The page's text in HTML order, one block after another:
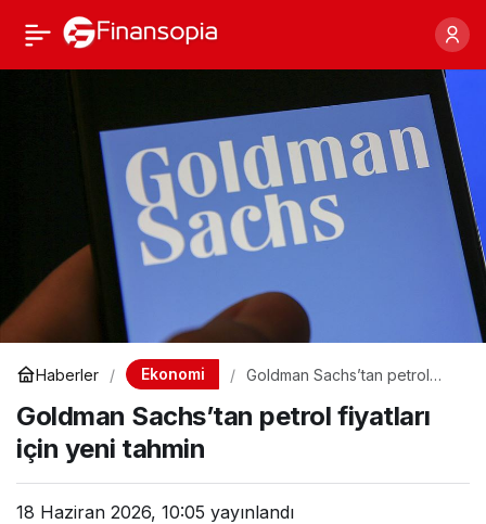
Haberler Ekonomi
Goldman Sachs’tan petrol
Goldman Sachs’tan petrol fiyatları
için yeni tahmin
18 Haziran 2026, 10:05 yayınlandı
Goldman Sachs’tan Paylaş